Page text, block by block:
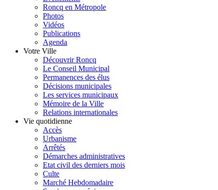
Roncq en Métropole
Photos
Vidéos
Publications
Agenda
Votre Ville
Découvrir Roncq
Le Conseil Municipal
Permanences des élus
Décisions municipales
Les services municipaux
Mémoire de la Ville
Relations internationales
Vie quotidienne
Accès
Urbanisme
Arrêtés
Démarches administratives
Etat civil des derniers mois
Culte
Marché Hebdomadaire